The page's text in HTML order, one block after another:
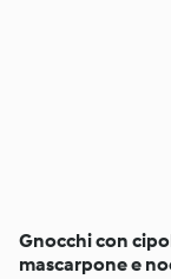
Gnocchi con
mascarpone e